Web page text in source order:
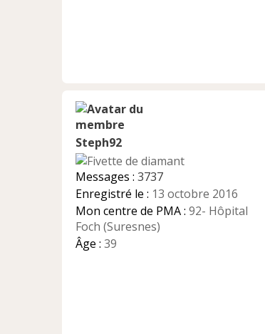
Steph92
Messages : 3737
Enregistré le : 13 octobre 2016
Mon centre de PMA : 92- Hôpital
Foch (Suresnes)
Âge : 39